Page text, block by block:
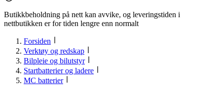
Butikkbeholdning på nett kan avvike, og leveringstiden i
nettbutikken er for tiden lengre enn normalt
Forsiden
Verktøy og redskap
Bilpleie og bilutstyr
Startbatterier og ladere
MC batterier